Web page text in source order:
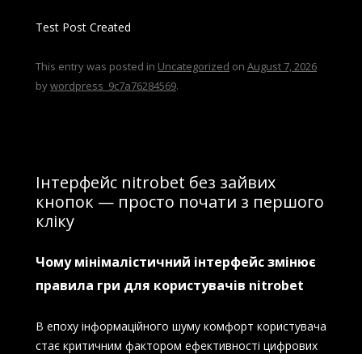
Test Post Created
This entry was posted in Uncategorized on August 7, 2026
bywordpress_9c7a76284569.
Інтерфейс nitrobet без зайвих
кнопок — просто почати з першого
кліку
Чому мінімалістичний інтерфейс змінює
правила гри для користувачів nitrobet
В епоху інформаційного шуму комфорт користувача
стає критичним фактором ефективності цифрових